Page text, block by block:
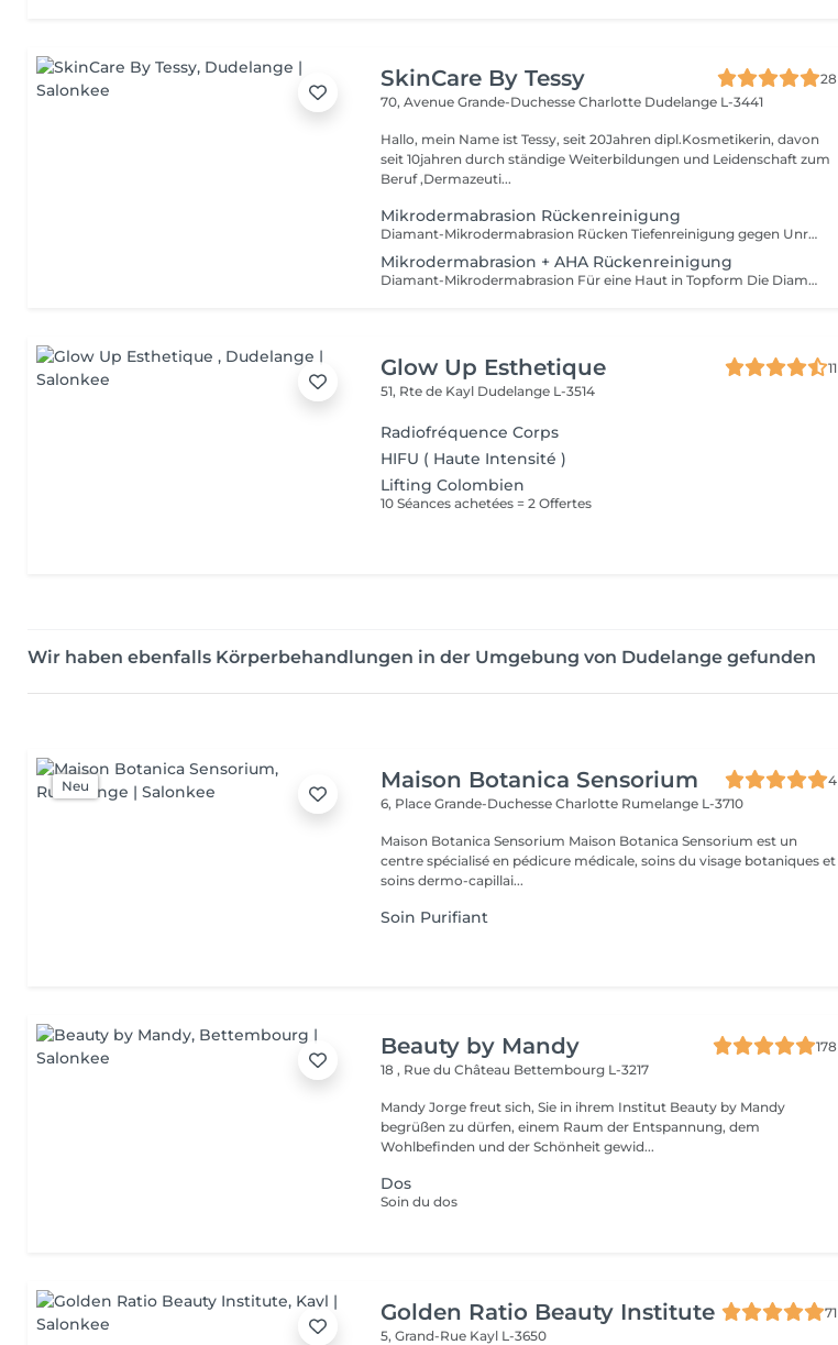
SkinCare By Tessy
28
70, Avenue Grande-Duchesse Charlotte Dudelange L-3441
Hallo, mein Name ist Tessy, seit 20Jahren dipl.Kosmetikerin, davon
seit 10jahren durch ständige Weiterbildungen und Leidenschaft zum
Beruf ,Dermazeuti...
Mikrodermabrasion Rückenreinigung
Diamant-Mikrodermabrasion Rücken Tiefenreinigung gegen Unreinheiten, Narben, Poröser Haut
Mikrodermabrasion + AHA Rückenreinigung
Diamant-Mikrodermabrasion Für eine Haut in Topform Die Diamant-Mikrodermabrasion entfernt abgestorbene Hautzellen an der Hautoberfläche und saugt sie dank eines Vakuumsystems sofort ab. Die Haut gewinnt so ihre Porosität zurück. - Sofort sichtbare und langanhaltende Ergebnisse - Optimale Vorbereitung der Haut - Reduzierung von Hautunreinheiten und Pigmentflecken - Reduzierung von Altersflecken - Reduzierung von Fältchen - Optimierung des Hautbildes - Verfeinerung der Poren - Stimulierung der Zellregeneration
Glow Up Esthetique
11
51, Rte de Kayl Dudelange L-3514
Radiofréquence Corps
HIFU ( Haute Intensité )
Lifting Colombien
10 Séances achetées = 2 Offertes
Wir haben ebenfalls Körperbehandlungen in der Umgebung von Dudelange gefunden
Neu Maison Botanica Sensorium
4
6, Place Grande-Duchesse Charlotte Rumelange L-3710
Maison Botanica Sensorium Maison Botanica Sensorium est un
centre spécialisé en pédicure médicale, soins du visage botaniques et
soins dermo-capillai...
Soin Purifiant
Beauty by Mandy
178
18 , Rue du Château Bettembourg L-3217
Mandy Jorge freut sich, Sie in ihrem Institut Beauty by Mandy
begrüßen zu dürfen, einem Raum der Entspannung, dem
Wohlbefinden und der Schönheit gewid...
Dos
Soin du dos
Golden Ratio Beauty Institute
71
5, Grand-Rue Kayl L-3650